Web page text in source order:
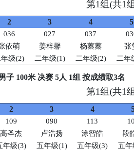
第1组(共1
2 3 4 5
036 027 037
依萌 姜梓馨 杨蓁蓁
张
年级(2) 二年级(1) 二年级(2) 二年
子 100米 决赛 5人 1组 按成绩取3名
第1组(共1
2 3 4
109 090 113
高圣杰 卢浩扬 涂智皓
段
年级(3) 五年级(1) 五年级(3) 五